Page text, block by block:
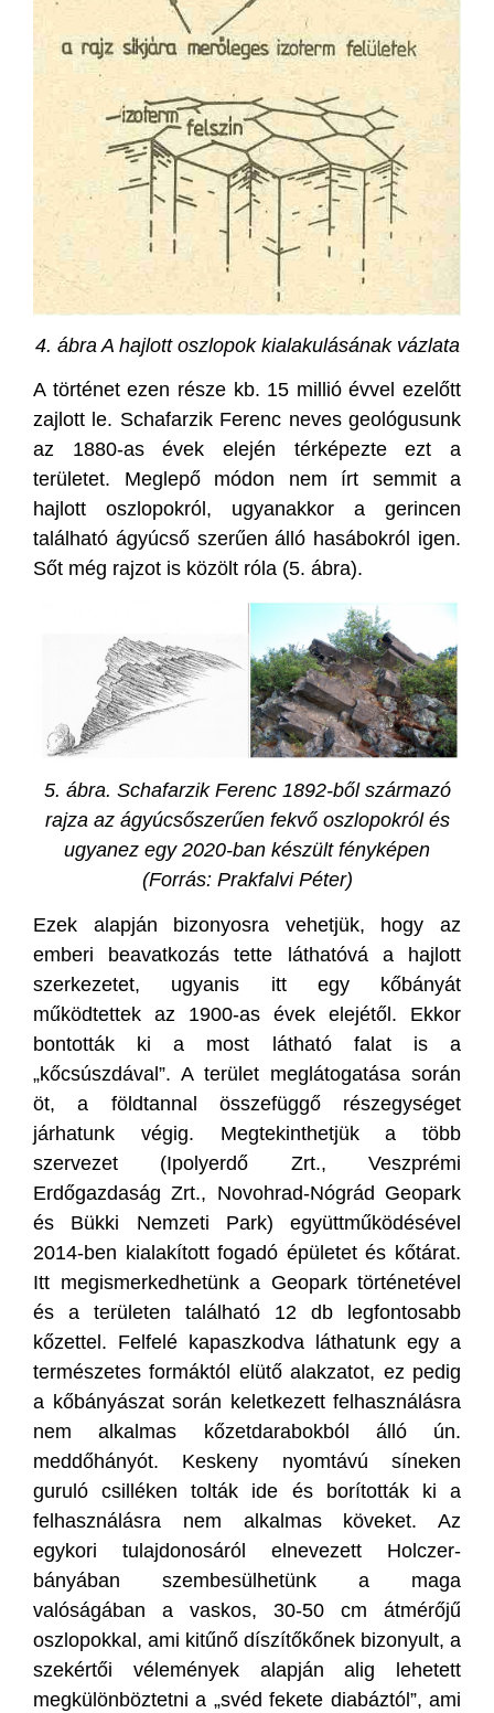
4. ábra A hajlott oszlopok kialakulásának vázlata
A történet ezen része kb. 15 millió évvel ezelőtt
zajlott le. Schafarzik Ferenc neves geológusunk
az 1880-as évek elején térképezte ezt a
területet. Meglepő módon nem írt semmit a
hajlott oszlopokról, ugyanakkor a gerincen
található ágyúcső szerűen álló hasábokról igen.
Sőt még rajzot is közölt róla (5. ábra).
5. ábra. Schafarzik Ferenc 1892-ből származó
rajza az ágyúcsőszerűen fekvő oszlopokról és
ugyanez egy 2020-ban készült fényképen
(Forrás: Prakfalvi Péter)
Ezek alapján bizonyosra vehetjük, hogy az
emberi beavatkozás tette láthatóvá a hajlott
szerkezetet, ugyanis itt egy kőbányát
működtettek az 1900-as évek elejétől. Ekkor
bontották ki a most látható falat is a
„kőcsúszdával”. A terület meglátogatása során
öt, a földtannal összefüggő részegységet
járhatunk végig. Megtekinthetjük a több
szervezet (Ipolyerdő Zrt., Veszprémi
Erdőgazdaság Zrt., Novohrad-Nógrád Geopark
és Bükki Nemzeti Park) együttműködésével
2014-ben kialakított fogadó épületet és kőtárat.
Itt megismerkedhetünk a Geopark történetével
és a területen található 12 db legfontosabb
kőzettel. Felfelé kapaszkodva láthatunk egy a
természetes formáktól elütő alakzatot, ez pedig
a kőbányászat során keletkezett felhasználásra
nem alkalmas kőzetdarabokból álló ún.
meddőhányót. Keskeny nyomtávú síneken
guruló csilléken tolták ide és borították ki a
felhasználásra nem alkalmas köveket. Az
egykori tulajdonosáról elnevezett Holczer-
bányában szembesülhetünk a maga
valóságában a vaskos, 30-50 cm átmérőjű
oszlopokkal, ami kitűnő díszítőkőnek bizonyult, a
szekértői vélemények alapján alig lehetett
megkülönböztetni a „svéd fekete diabáztól”, ami